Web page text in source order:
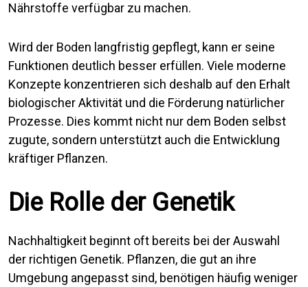
Nährstoffe verfügbar zu machen.
Wird der Boden langfristig gepflegt, kann er seine
Funktionen deutlich besser erfüllen. Viele moderne
Konzepte konzentrieren sich deshalb auf den Erhalt
biologischer Aktivität und die Förderung natürlicher
Prozesse. Dies kommt nicht nur dem Boden selbst
zugute, sondern unterstützt auch die Entwicklung
kräftiger Pflanzen.
Die Rolle der Genetik
Nachhaltigkeit beginnt oft bereits bei der Auswahl
der richtigen Genetik. Pflanzen, die gut an ihre
Umgebung angepasst sind, benötigen häufig weniger